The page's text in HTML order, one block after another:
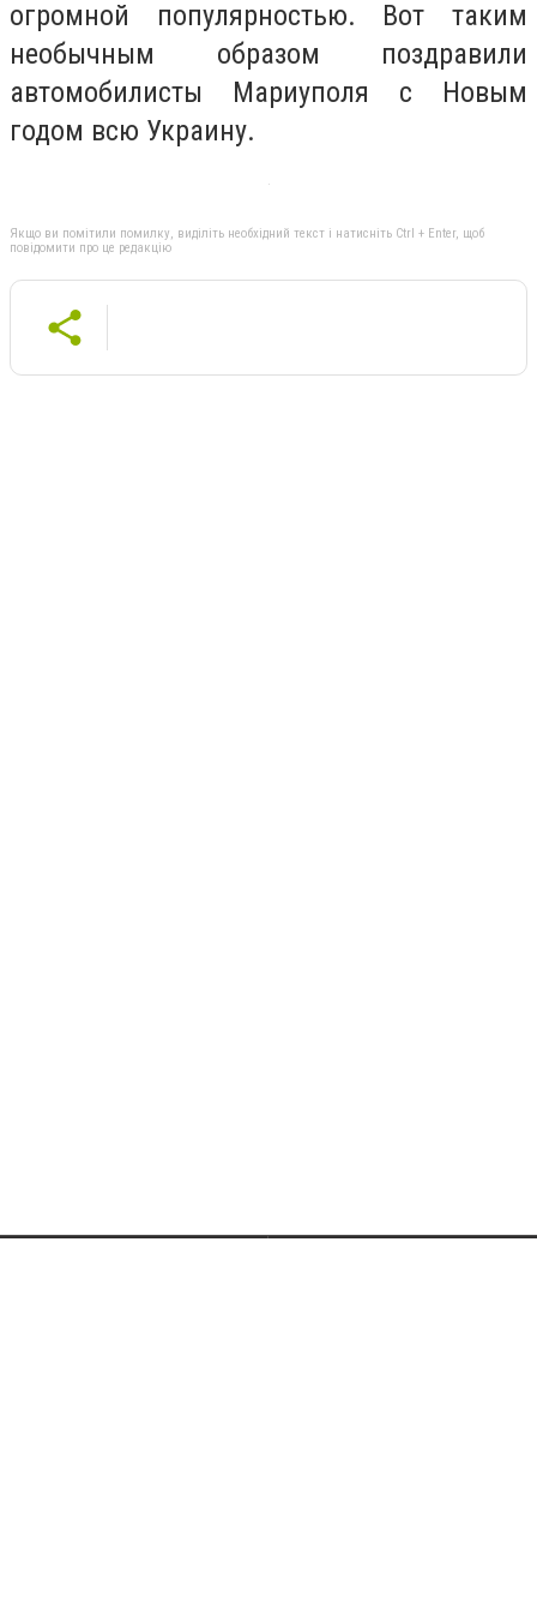
огромной популярностью. Вот таким
необычным образом поздравили
автомобилисты Мариуполя с Новым
годом всю Украину.
Якщо ви помітили помилку, виділіть необхідний текст і натисніть Ctrl + Enter, щоб
повідомити про це редакцію